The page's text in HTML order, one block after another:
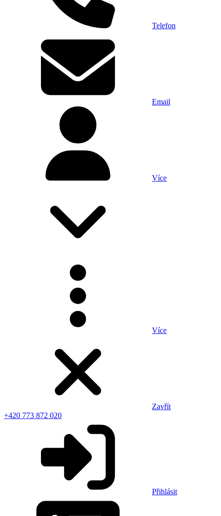
Telefon
Email
Více
Více
Zavřít
+420 773 872 020
Přihlásit